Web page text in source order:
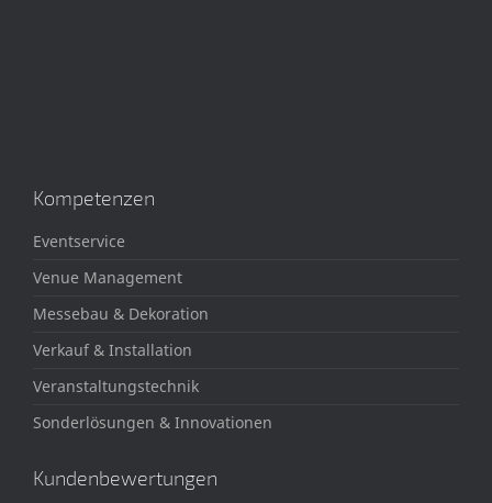
Kompetenzen
Eventservice
Venue Management
Messebau & Dekoration
Verkauf & Installation
Veranstaltungstechnik
Sonderlösungen & Innovationen
Kundenbewertungen